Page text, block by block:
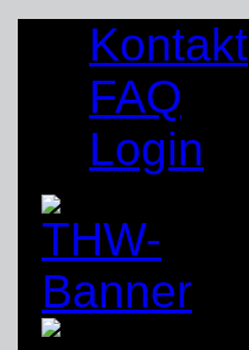
Kontakt
FAQ
Login